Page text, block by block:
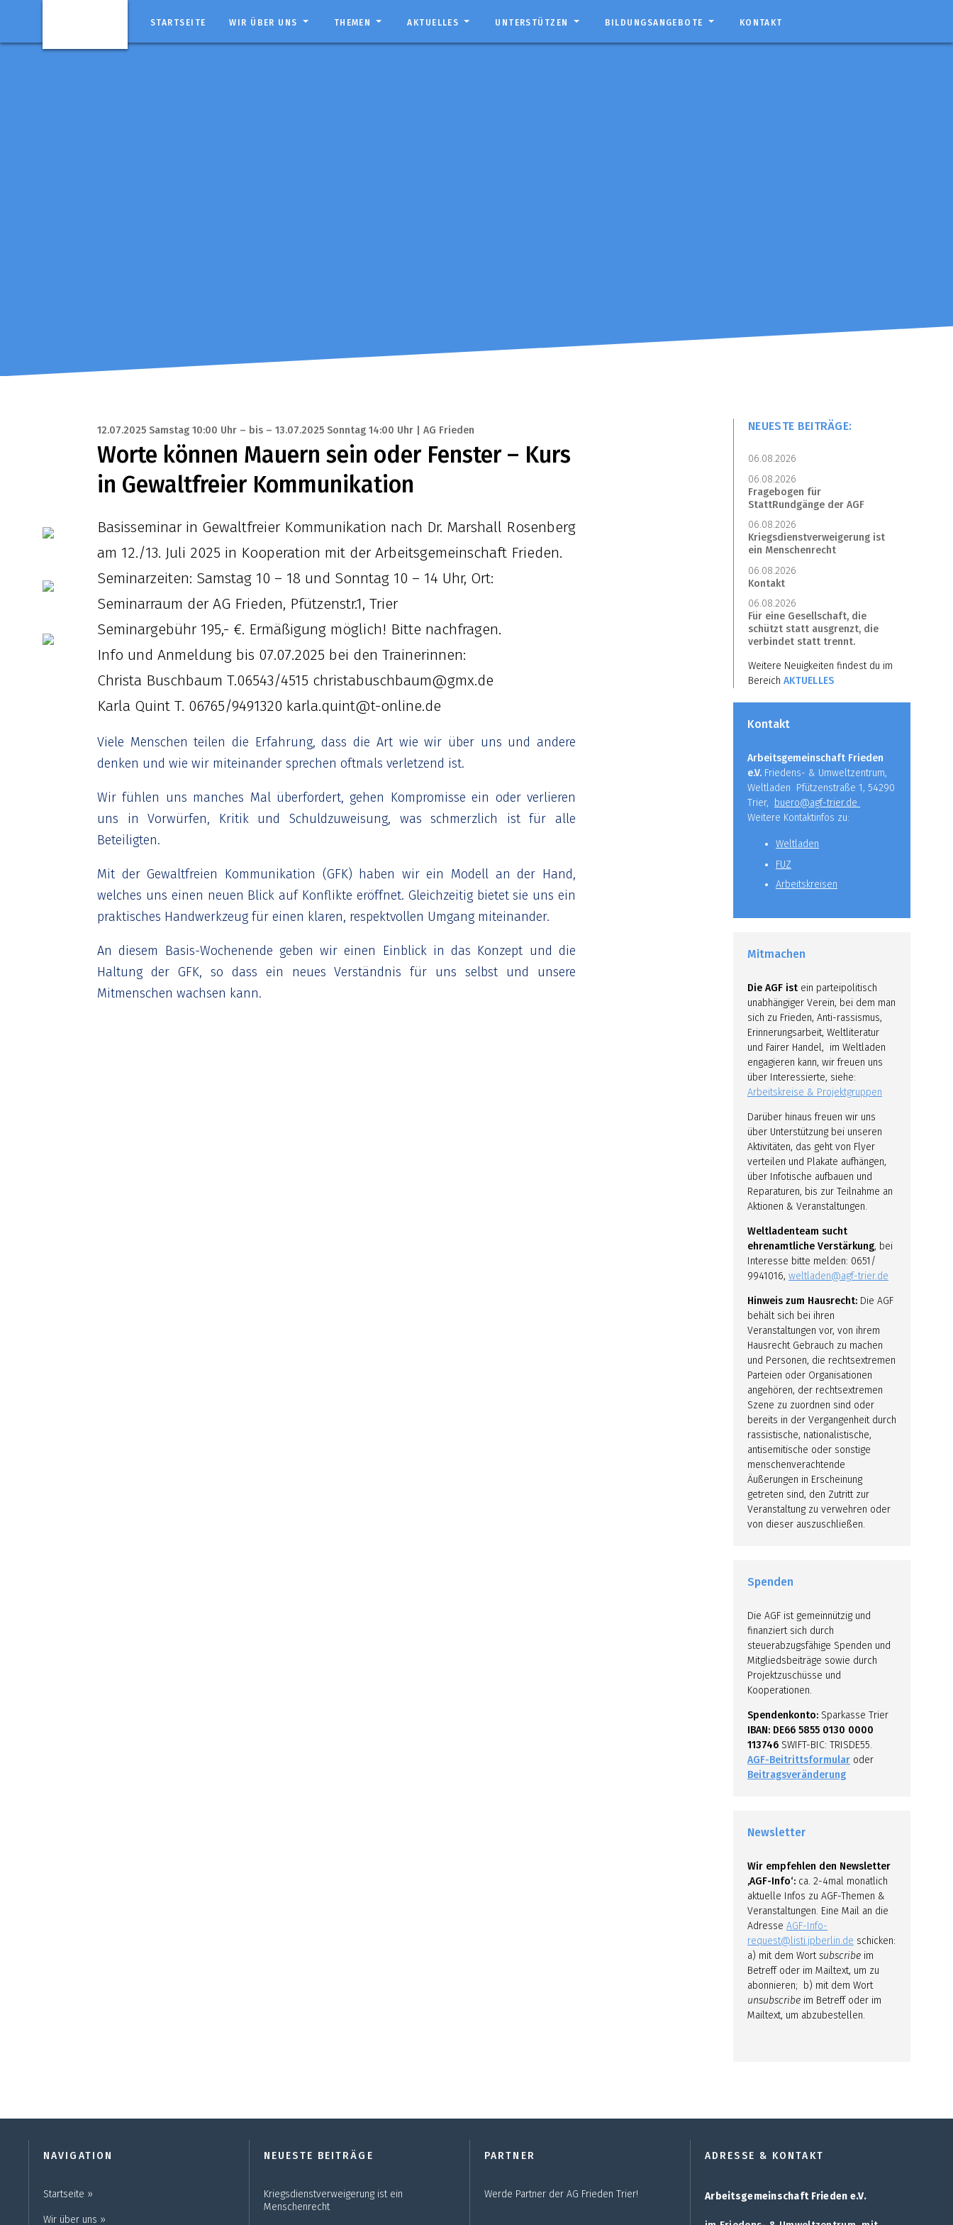
STARTSEITE WIR ÜBER UNS THEMEN AKTUELLES UNTERSTÜTZEN BILDUNGSANGEBOTE KONTAKT
12.07.2025 Samstag 10:00 Uhr – bis – 13.07.2025 Sonntag 14:00 Uhr | AG Frieden
Worte können Mauern sein oder Fenster – Kurs
in Gewaltfreier Kommunikation
Basisseminar in Gewaltfreier Kommunikation nach Dr. Marshall Rosenberg
am 12./13. Juli 2025 in Kooperation mit der Arbeitsgemeinschaft Frieden.
Seminarzeiten: Samstag 10 – 18 und Sonntag 10 – 14 Uhr, Ort:
Seminarraum der AG Frieden, Pfützenstr.1, Trier
Seminargebühr 195,- €. Ermäßigung möglich! Bitte nachfragen.
Info und Anmeldung bis 07.07.2025 bei den Trainerinnen:
Christa Buschbaum T.06543/4515 christabuschbaum@gmx.de
Karla Quint T. 06765/9491320 karla.quint@t-online.de
Viele Menschen teilen die Erfahrung, dass die Art wie wir über uns und andere
denken und wie wir miteinander sprechen oftmals verletzend ist.
Wir fühlen uns manches Mal überfordert, gehen Kompromisse ein oder verlieren
uns in Vorwürfen, Kritik und Schuldzuweisung, was schmerzlich ist für alle
Beteiligten.
Mit der Gewaltfreien Kommunikation (GFK) haben wir ein Modell an der Hand,
welches uns einen neuen Blick auf Konflikte eröffnet. Gleichzeitig bietet sie uns ein
praktisches Handwerkzeug für einen klaren, respektvollen Umgang miteinander.
An diesem Basis-Wochenende geben wir einen Einblick in das Konzept und die
Haltung der GFK, so dass ein neues Verständnis für uns selbst und unsere
Mitmenschen wachsen kann.
NEUESTE BEITRÄGE:
06.08.2026
06.08.2026
Fragebogen für
StattRundgänge der AGF
06.08.2026
Kriegsdienstverweigerung ist
ein Menschenrecht
06.08.2026
Kontakt
06.08.2026
Für eine Gesellschaft, die
schützt statt ausgrenzt, die
verbindet statt trennt.
Weitere Neuigkeiten findest du im
Bereich AKTUELLES
Kontakt
Arbeitsgemeinschaft Frieden
e.V. Friedens- & Umweltzentrum,
Weltladen Pfützenstraße 1, 54290
Trier,
buero@agf-trier.de
Weitere Kontaktinfos zu:
Weltladen
FUZ
Arbeitskreisen
Mitmachen
Die AGF ist ein parteipolitisch
unabhängiger Verein, bei dem man
sich zu Frieden, Anti-rassismus,
Erinnerungsarbeit, Weltliteratur
und Fairer Handel, im Weltladen
engagieren kann, wir freuen uns
über Interessierte, siehe:
Arbeitskreise & Projektgruppen
Darüber hinaus freuen wir uns
über Unterstützung bei unseren
Aktivitäten, das geht von Flyer
verteilen und Plakate aufhängen,
über Infotische aufbauen und
Reparaturen, bis zur Teilnahme an
Aktionen & Veranstaltungen.
Weltladenteam sucht
ehrenamtliche Verstärkung, bei
Interesse bitte melden: 0651/
9941016, weltladen@agf-trier.de
Hinweis zum Hausrecht: Die AGF
behält sich bei ihren
Veranstaltungen vor, von ihrem
Hausrecht Gebrauch zu machen
und Personen, die rechtsextremen
Parteien oder Organisationen
angehören, der rechtsextremen
Szene zu zuordnen sind oder
bereits in der Vergangenheit durch
rassistische, nationalistische,
antisemitische oder sonstige
menschenverachtende
Äußerungen in Erscheinung
getreten sind, den Zutritt zur
Veranstaltung zu verwehren oder
von dieser auszuschließen.
Spenden
Die AGF ist gemeinnützig und
finanziert sich durch
steuerabzugsfähige Spenden und
Mitgliedsbeiträge sowie durch
Projektzuschüsse und
Kooperationen.
Spendenkonto: Sparkasse Trier
IBAN: DE66 5855 0130 0000
113746 SWIFT-BIC: TRISDE55.
AGF-Beitrittsformular oder
Beitragsveränderung
Newsletter
Wir empfehlen den Newsletter
‚AGF-Info‘: ca. 2-4mal monatlich
aktuelle Infos zu AGF-Themen &
Veranstaltungen. Eine Mail an die
Adresse AGF-Info-
request@listi.jpberlin.de schicken:
a) mit dem Wortsubscribe im
Betreff oder im Mailtext, um zu
abonnieren; b) mit dem Wort
unsubscribe im Betreff oder im
Mailtext, um abzubestellen.
NAVIGATION
Startseite ››
Wir über uns ››
NEUESTE BEITRÄGE
Kriegsdienstverweigerung ist ein
Menschenrecht
PARTNER
Werde Partner der AG Frieden Trier!
ADRESSE & KONTAKT
Arbeitsgemeinschaft Frieden e.V.